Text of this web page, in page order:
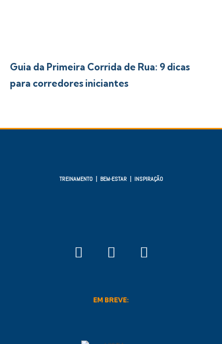
Guia da Primeira Corrida de Rua: 9 dicas
para corredores iniciantes
TREINAMENTO | BEM-ESTAR | INSPIRAÇÃO
EM BREVE: